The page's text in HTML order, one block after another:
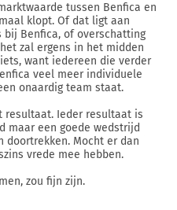
tussen Benfica en
klopt. Of dat ligt aan
bij Benfica, of overschatting
zal ergens in het midden
want iedereen die verder
veel meer individuele
onaardig team staat.
resultaat. Ieder resultaat is
maar een goede wedstrijd
doortrekken. Mocht er dan
vrede mee hebben.
zou fijn zijn.